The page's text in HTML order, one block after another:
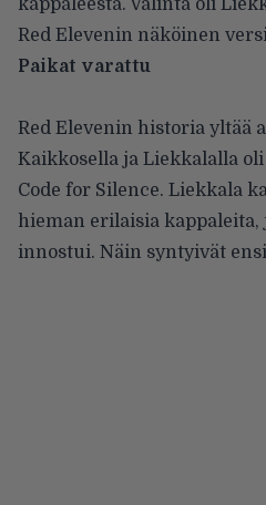
kappaleesta. Valinta oli
Red Elevenin näköinen
Paikat varattu
Red Elevenin historia yltää
Kaikkosella ja Liekkalalla
Code for Silence. Liekkala
hieman erilaisia kappaleita,
innostui. Näin syntyivät